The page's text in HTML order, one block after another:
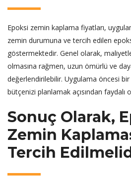
Epoksi zemin kaplama fiyatları,
zemin durumuna ve tercih edilen
göstermektedir. Genel olarak,
olmasına rağmen, uzun ömürlü ve
değerlendirilebilir. Uygulama öncesi
bütçenizi planlamak açısından faydalı
Sonuç Olarak,
Zemin
Tercih